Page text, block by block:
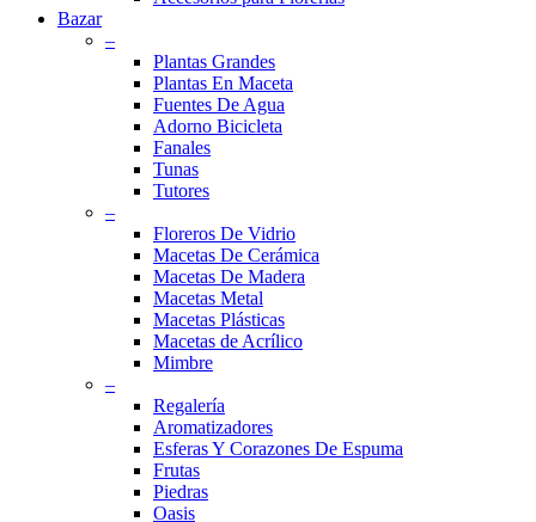
Bazar
–
Plantas Grandes
Plantas En Maceta
Fuentes De Agua
Adorno Bicicleta
Fanales
Tunas
Tutores
–
Floreros De Vidrio
Macetas De Cerámica
Macetas De Madera
Macetas Metal
Macetas Plásticas
Macetas de Acrílico
Mimbre
–
Regalería
Aromatizadores
Esferas Y Corazones De Espuma
Frutas
Piedras
Oasis